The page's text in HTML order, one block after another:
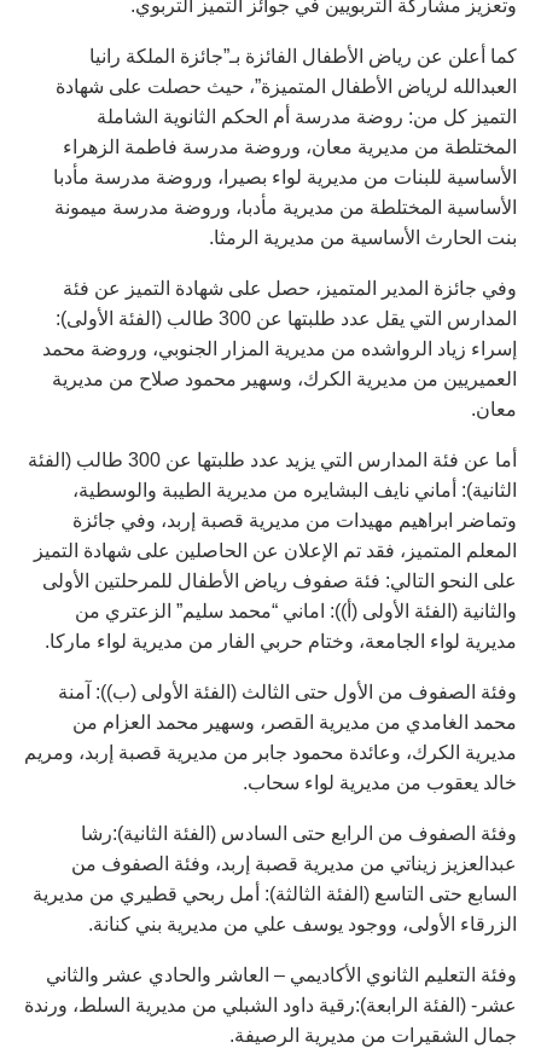
وتعزيز مشاركة التربويين في جوائز التميز التربوي.
كما أعلن عن رياض الأطفال الفائزة بـ”جائزة الملكة رانيا
العبدالله لرياض الأطفال المتميزة”، حيث حصلت على شهادة
التميز كل من: روضة مدرسة أم الحكم الثانوية الشاملة
المختلطة من مديرية معان، وروضة مدرسة فاطمة الزهراء
الأساسية للبنات من مديرية لواء بصيرا، وروضة مدرسة مأدبا
الأساسية المختلطة من مديرية مأدبا، وروضة مدرسة ميمونة
بنت الحارث الأساسية من مديرية الرمثا.
وفي جائزة المدير المتميز، حصل على شهادة التميز عن فئة
المدارس التي يقل عدد طلبتها عن 300 طالب (الفئة الأولى):
إسراء زياد الرواشده من مديرية المزار الجنوبي، وروضة محمد
العميريين من مديرية الكرك، وسهير محمود صلاح من مديرية
معان.
أما عن فئة المدارس التي يزيد عدد طلبتها عن 300 طالب (الفئة
الثانية): أماني نايف البشايره من مديرية الطيبة والوسطية،
وتماضر ابراهيم مهيدات من مديرية قصبة إربد، وفي جائزة
المعلم المتميز، فقد تم الإعلان عن الحاصلين على شهادة التميز
على النحو التالي: فئة صفوف رياض الأطفال للمرحلتين الأولى
والثانية (الفئة الأولى (أ)): اماني “محمد سليم” الزعتري من
مديرية لواء الجامعة، وختام حربي الفار من مديرية لواء ماركا.
وفئة الصفوف من الأول حتى الثالث (الفئة الأولى (ب)): آمنة
محمد الغامدي من مديرية القصر، وسهير محمد العزام من
مديرية الكرك، وعائدة محمود جابر من مديرية قصبة إربد، ومريم
خالد يعقوب من مديرية لواء سحاب.
وفئة الصفوف من الرابع حتى السادس (الفئة الثانية):رشا
عبدالعزيز زيناتي من مديرية قصبة إربد، وفئة الصفوف من
السابع حتى التاسع (الفئة الثالثة): أمل ربحي قطيري من مديرية
الزرقاء الأولى، ووجود يوسف علي من مديرية بني كنانة.
وفئة التعليم الثانوي الأكاديمي – العاشر والحادي عشر والثاني
عشر- (الفئة الرابعة):رقية داود الشبلي من مديرية السلط، ورندة
جمال الشقيرات من مديرية الرصيفة.